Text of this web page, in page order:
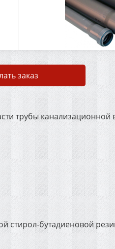
заказ
трубы
стирол-бутадиеновой